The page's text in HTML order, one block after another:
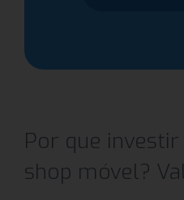
Por que
shop móvel?